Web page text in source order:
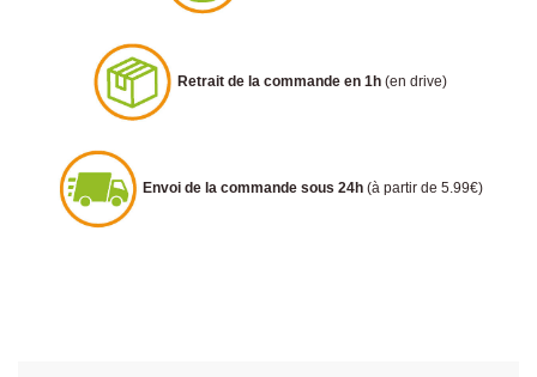
Retrait de la commande en 1h (en drive)
Envoi de la commande sous 24h (à partir de 5.99€)